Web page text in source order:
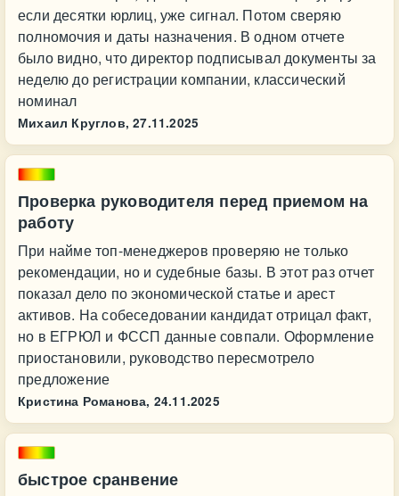
если десятки юрлиц, уже сигнал. Потом сверяю
полномочия и даты назначения. В одном отчете
было видно, что директор подписывал документы за
неделю до регистрации компании, классический
номинал
Михаил Круглов, 27.11.2025
Проверка руководителя перед приемом на
работу
При найме топ-менеджеров проверяю не только
рекомендации, но и судебные базы. В этот раз отчет
показал дело по экономической статье и арест
активов. На собеседовании кандидат отрицал факт,
но в ЕГРЮЛ и ФССП данные совпали. Оформление
приостановили, руководство пересмотрело
предложение
Кристина Романова, 24.11.2025
быстрое сранвение